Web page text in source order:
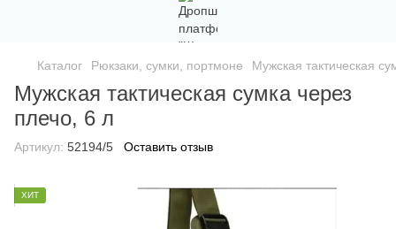
Каталог Рюкзаки, сумки, портмоне Мужская тактическая
Мужская тактическая сумка через
плечо, 6 л
Артикул: 52194/5 Оставить отзыв
ХИТ